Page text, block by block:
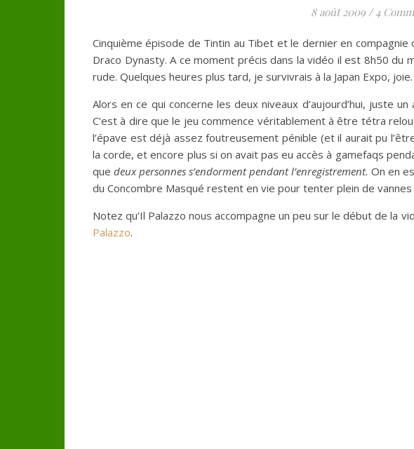
8 août 2009 / 4
Cinquième épisode de Tintin au Tibet et le dernier en compagnie
Draco Dynasty. A ce moment précis dans la vidéo il est 8h50 du
rude. Quelques heures plus tard, je survivrais à la Japan Expo, joie.
Alors en ce qui concerne les deux niveaux d’aujourd’hui, juste
C’est à dire que le jeu commence véritablement à être tétra
l’épave est déjà assez foutreusement pénible (et il aurait pu
la corde, et encore plus si on avait pas eu accès à gamefaqs
quedeux personnes s’endorment pendant l’enregistrement. On en
du Concombre Masqué restent en vie pour tenter plein de vannes
Notez qu’Il Palazzo nous accompagne un peu sur le début de la
Palazzo.